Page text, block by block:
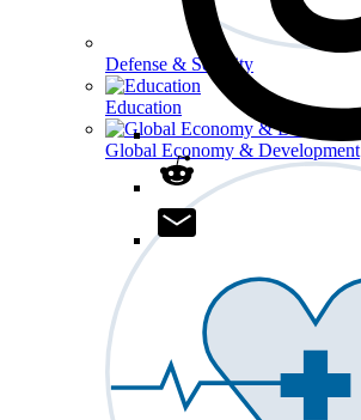
Defense & Security
Education
Global Economy & Development